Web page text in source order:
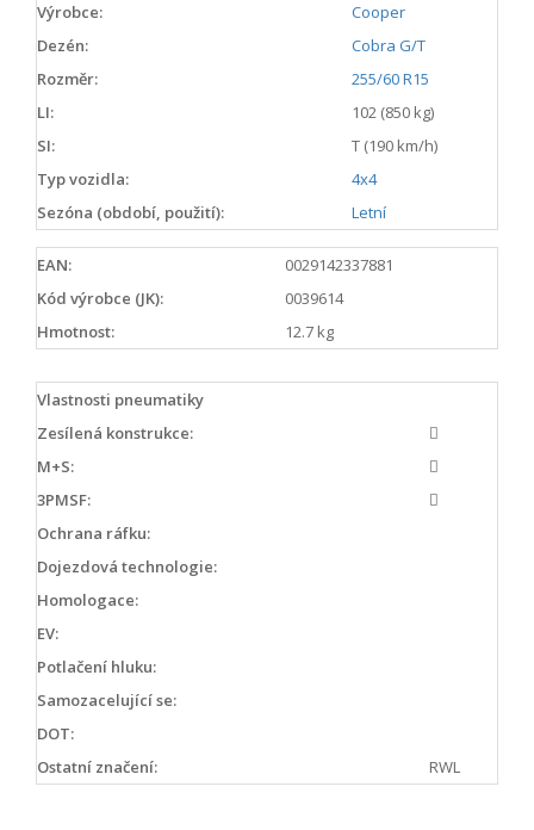
Výrobce:
Cooper
Dezén:
Cobra G/T
Rozměr:
255/60 R15
LI:
102 (850 kg)
SI:
T (190 km/h)
Typ vozidla:
4x4
Sezóna (období, použití):
Letní
EAN:
0029142337881
Kód výrobce (JK):
0039614
Hmotnost:
12.7 kg
Vlastnosti pneumatiky
Zesílená konstrukce:
M+S:
3PMSF:
Ochrana ráfku:
Dojezdová technologie:
Homologace:
EV:
Potlačení hluku:
Samozacelující se:
DOT:
Ostatní značení:
RWL